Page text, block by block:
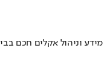
וניהול אקלים חכם